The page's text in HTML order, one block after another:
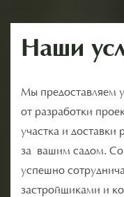
Наши
Мы предоставляем
от разработки
участка и доставки
за вашим садом.
успешно
застройщиками и